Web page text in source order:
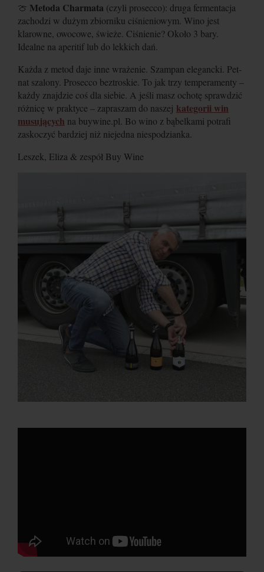
🍈 Metoda Charmata (czyli prosecco): druga fermentacja
zachodzi w dużym zbiorniku ciśnieniowym. Wino jest
klarowne, owocowe, świeże. Ciśnienie? Około 3 bary.
Idealne na aperitif lub do lekkich dań.
Każda z metod daje inne wrażenie. Szampan elegancki. Pet-
nat szalony. Prosecco beztroskie. To jak trzy temperamenty –
każdy znajdzie coś dla siebie. A jeśli masz ochotę sprawdzić
różnicę w praktyce – zapraszam do naszej kategorii win
musujących na buywine.pl. Bo wino z bąbelkami potrafi
zaskoczyć bardziej niż niejedna niespodzianka.
Leszek, Eliza & zespół Buy Wine